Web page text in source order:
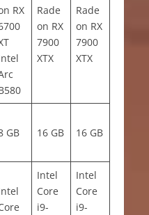
RX
Rade
on RX
7900
XTX
Rade
on RX
7900
XTX
GB 16 GB 16 GB
Intel
Core
i9-
Intel
Core
i9-